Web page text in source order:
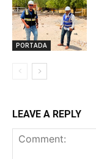
PORTADA
LEAVE A REPLY